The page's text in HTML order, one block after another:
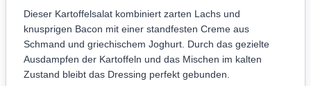
Dieser Kartoffelsalat kombiniert zarten Lachs und
knusprigen Bacon mit einer standfesten Creme aus
Schmand und griechischem Joghurt. Durch das gezielte
Ausdampfen der Kartoffeln und das Mischen im kalten
Zustand bleibt das Dressing perfekt gebunden.